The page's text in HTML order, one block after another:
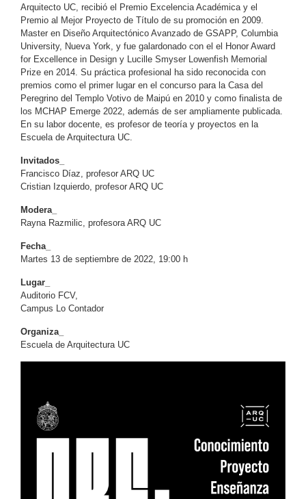
Arquitecto UC, recibió el Premio Excelencia Académica y el
Premio al Mejor Proyecto de Título de su promoción en 2009.
Master en Diseño Arquitectónico Avanzado de GSAPP, Columbia
University, Nueva York, y fue galardonado con el el Honor Award
for Excellence in Design y Lucille Smyser Lowenfish Memorial
Prize en 2014. Su práctica profesional ha sido reconocida con
premios como el primer lugar en el concurso para la Casa del
Peregrino del Templo Votivo de Maipú en 2010 y como finalista de
los MCHAP Emerge 2022, además de ser ampliamente publicada.
En su labor docente, es profesor de teoría y proyectos en la
Escuela de Arquitectura UC.
Invitados_
Francisco Díaz, profesor ARQ UC
Cristian Izquierdo, profesor ARQ UC
Modera_
Rayna Razmilic, profesora ARQ UC
Fecha_
Martes 13 de septiembre de 2022, 19:00 h
Lugar_
Auditorio FCV,
Campus Lo Contador
Organiza_
Escuela de Arquitectura UC